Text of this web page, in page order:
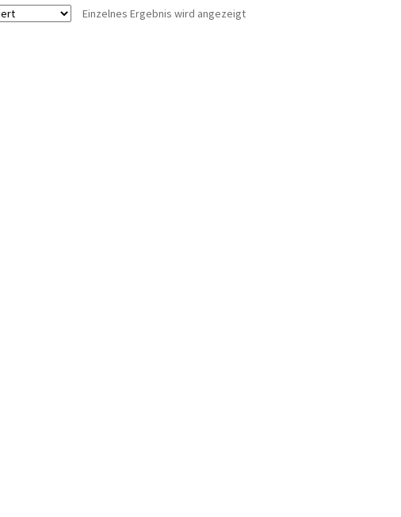
Einzelnes Ergebnis wird angezeigt